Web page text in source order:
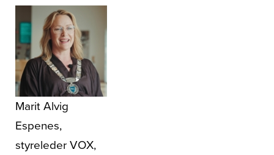
Marit Alvig
Espenes,
styreleder VOX,